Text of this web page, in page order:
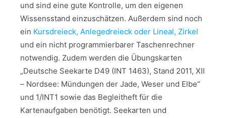
und sind eine gute Kontrolle, um den eigenen
Wissensstand einzuschätzen. Außerdem sind noch
ein Kursdreieck, Anlegedreieck oder Lineal, Zirkel
und ein nicht programmierbarer Taschenrechner
notwendig. Zudem werden die Übungskarten
„Deutsche Seekarte D49 (INT 1463), Stand 2011, XII
– Nordsee: Mündungen der Jade, Weser und Elbe“
und 1/INT1 sowie das Begleitheft für die
Kartenaufgaben benötigt. Seekarten und